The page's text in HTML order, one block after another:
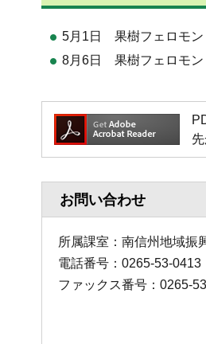
5月1日 果樹フェロモン
8月6日 果樹フェロモン
お問い合わせ
所属課室：南信州地域振
電話番号：0265-53-0413
ファックス番号：0265-